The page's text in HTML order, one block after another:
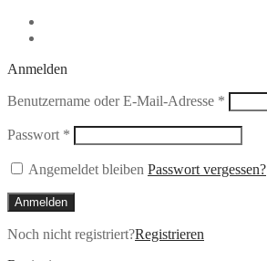
Anmelden
Benutzername oder E-Mail-Adresse *
Passwort *
Angemeldet bleiben Passwort vergessen?
Anmelden
Noch nicht registriert?Registrieren